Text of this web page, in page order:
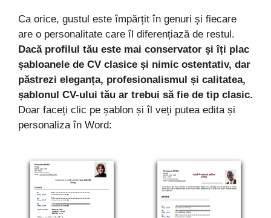
Ca orice, gustul este împărțit în genuri și fiecare
are o personalitate care îl diferențiază de restul.
Dacă profilul tău este mai conservator și îți plac
șabloanele de CV clasice și nimic ostentativ, dar
păstrezi eleganța, profesionalismul și calitatea,
șablonul CV-ului tău ar trebui să fie de tip clasic.
Doar faceți clic pe șablon și îl veți putea edita și
personaliza în Word: